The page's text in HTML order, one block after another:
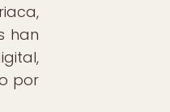
han
por